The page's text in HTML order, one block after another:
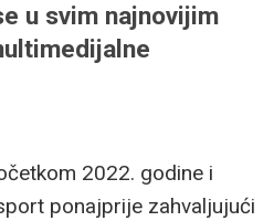
u svim najnovijim
2022. godine i
ponajprije zahvaljujući